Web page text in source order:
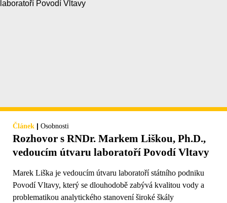
Článek | Osobnosti
Rozhovor s RNDr. Markem Liškou, Ph.D.,
vedoucím útvaru laboratoří Povodí Vltavy
Marek Liška je vedoucím útvaru laboratoří státního podniku
Povodí Vltavy, který se dlouhodobě zabývá kvalitou vody a
problematikou analytického stanovení široké škály